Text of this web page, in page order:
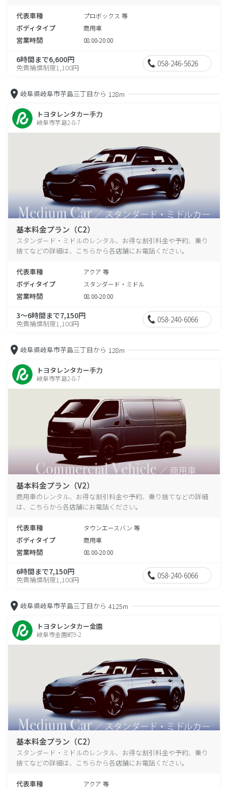
代表車種 プロボックス 等
ボディタイプ 商用車
営業時間 08:00-20:00
6時間まで6,600円
免責補償制度1,100円 058-246-5626
岐阜県岐阜市芋島三丁目から 128m
トヨタレンタカー手力
岐阜市芋島2-8-7
基本料金プラン（C2）
スタンダード・ミドルのレンタル、お得な割引料金や予約、乗り
捨てなどの詳細は、こちらから各店舗にお電話ください。
代表車種 アクア 等
ボディタイプ スタンダード・ミドル
営業時間 08:00-20:00
3～6時間まで7,150円
免責補償制度1,100円 058-240-6066
岐阜県岐阜市芋島三丁目から 128m
トヨタレンタカー手力
岐阜市芋島2-8-7
基本料金プラン（V2）
商用車のレンタル、お得な割引料金や予約、乗り捨てなどの詳細
は、こちらから各店舗にお電話ください。
代表車種 タウンエースバン 等
ボディタイプ 商用車
営業時間 08:00-20:00
6時間まで7,150円
免責補償制度1,100円 058-240-6066
岐阜県岐阜市芋島三丁目から 4125m
トヨタレンタカー金園
岐阜市金園町9-2
基本料金プラン（C2）
スタンダード・ミドルのレンタル、お得な割引料金や予約、乗り
捨てなどの詳細は、こちらから各店舗にお電話ください。
代表車種 アクア 等